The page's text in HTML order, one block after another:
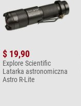
$ 19,90
Explore Scientific
Latarka astronomiczna
Astro R-Lite